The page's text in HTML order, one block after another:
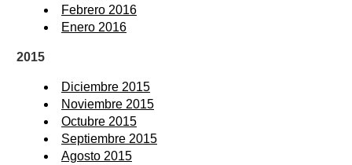
Febrero 2016
Enero 2016
2015
Diciembre 2015
Noviembre 2015
Octubre 2015
Septiembre 2015
Agosto 2015